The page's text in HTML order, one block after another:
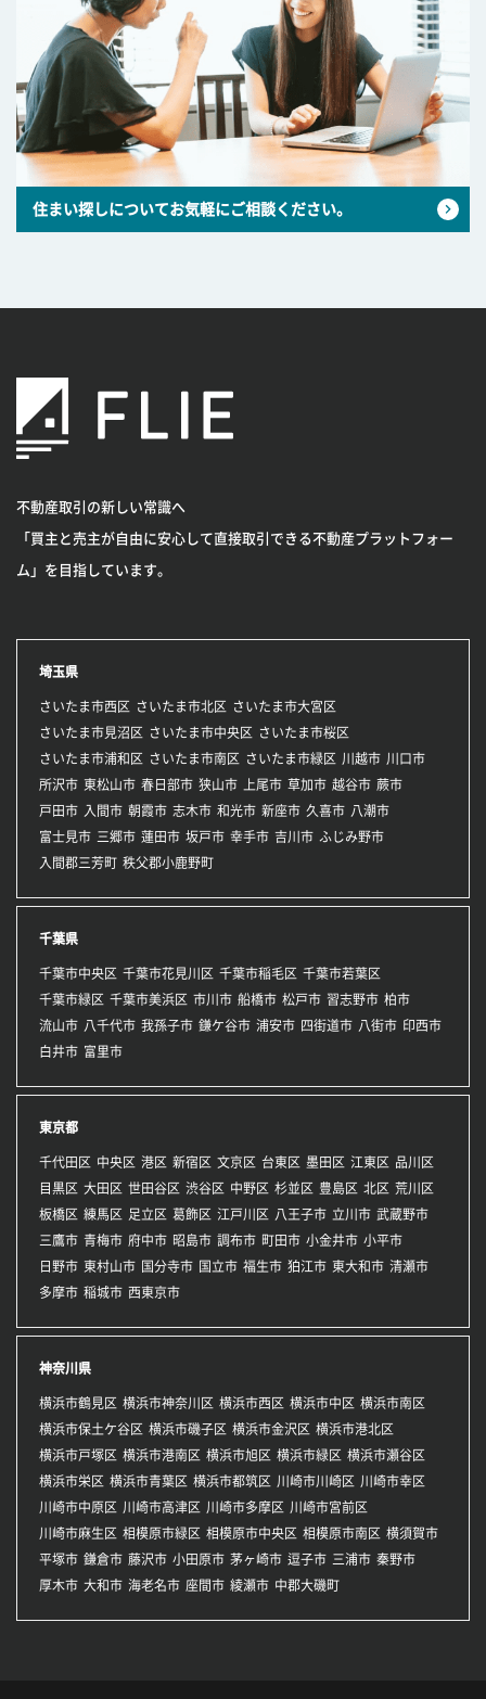
住まい探しについてお気軽にご相談ください。
不動産取引の新しい常識へ
「買主と売主が自由に安心して直接取引できる不動産プラットフォー
ム」を目指しています。
埼玉県
さいたま市西区 さいたま市北区
さいたま市大宮区
さいたま市見沼区
さいたま市中央区
さいたま市桜区
さいたま市浦和区
さいたま市南区 さいたま市緑区 川越市 川口市
所沢市 東松山市 春日部市 狭山市 上尾市 草加市 越谷市 蕨市
戸田市 入間市 朝霞市 志木市 和光市 新座市 久喜市 八潮市
富士見市 三郷市 蓮田市 坂戸市 幸手市 吉川市 ふじみ野市
入間郡三芳町 秩父郡小鹿野町
千葉県
千葉市中央区 千葉市花見川区 千葉市稲毛区 千葉市若葉区
千葉市緑区 千葉市美浜区 市川市 船橋市 松戸市 習志野市 柏市
流山市 八千代市 我孫子市 鎌ケ谷市 浦安市 四街道市 八街市 印西市
白井市 富里市
東京都
千代田区 中央区 港区 新宿区 文京区 台東区 墨田区 江東区 品川区
目黒区 大田区 世田谷区 渋谷区 中野区 杉並区 豊島区 北区 荒川区
板橋区 練馬区 足立区 葛飾区 江戸川区 八王子市 立川市 武蔵野市
三鷹市 青梅市 府中市 昭島市 調布市 町田市 小金井市 小平市
日野市 東村山市 国分寺市 国立市 福生市 狛江市 東大和市 清瀬市
多摩市 稲城市 西東京市
神奈川県
横浜市鶴見区 横浜市神奈川区 横浜市西区 横浜市中区 横浜市南区
横浜市保土ケ谷区 横浜市磯子区 横浜市金沢区 横浜市港北区
横浜市戸塚区 横浜市港南区 横浜市旭区 横浜市緑区 横浜市瀬谷区
横浜市栄区 横浜市青葉区 横浜市都筑区 川崎市川崎区 川崎市幸区
川崎市中原区 川崎市高津区 川崎市多摩区 川崎市宮前区
川崎市麻生区 相模原市緑区 相模原市中央区 相模原市南区 横須賀市
平塚市 鎌倉市 藤沢市 小田原市 茅ヶ崎市 逗子市 三浦市 秦野市
厚木市 大和市 海老名市 座間市 綾瀬市 中郡大磯町